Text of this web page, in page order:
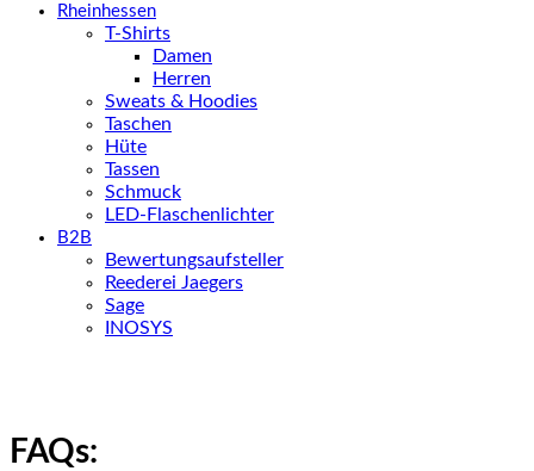
Rheinhessen
T-Shirts
Damen
Herren
Sweats & Hoodies
Taschen
Hüte
Tassen
Schmuck
LED-Flaschenlichter
B2B
Bewertungsaufsteller
Reederei Jaegers
Sage
INOSYS
FAQs: